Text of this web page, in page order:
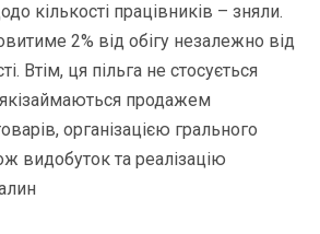
кількості працівників – зняли.
2% від обігу незалежно від
Втім, ця пільга не стосується
продажем
організацією грального
видобуток та реалізацію